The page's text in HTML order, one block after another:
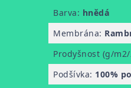
Barva: hnědá
Membrána:
Prodyšnost (g/
Podšívka: 100%